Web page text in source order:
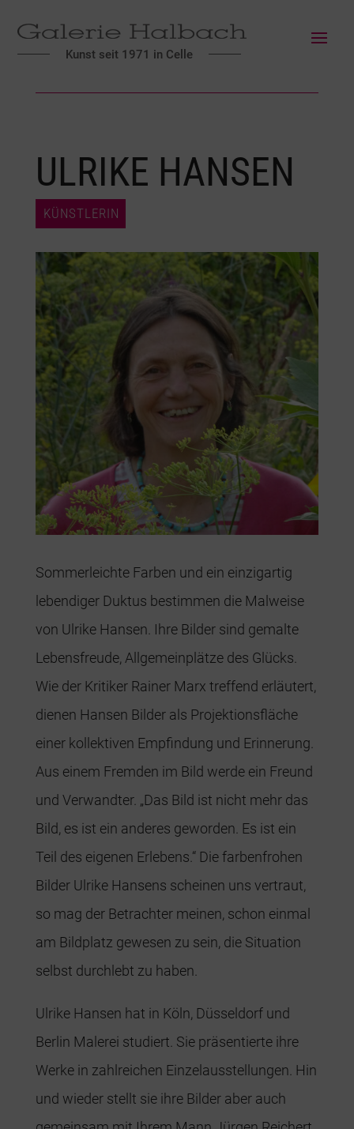
Kunst seit 1971 in Celle
ULRIKE HANSEN
KÜNSTLERIN
Sommerleichte Farben und ein einzigartig
lebendiger Duktus bestimmen die Malweise
von Ulrike Hansen. Ihre Bilder sind gemalte
Lebensfreude, Allgemeinplätze des Glücks.
Wie der Kritiker Rainer Marx treffend erläutert,
dienen Hansen Bilder als Projektionsfläche
einer kollektiven Empfindung und Erinnerung.
Aus einem Fremden im Bild werde ein Freund
und Verwandter. „Das Bild ist nicht mehr das
Bild, es ist ein anderes geworden. Es ist ein
Teil des eigenen Erlebens.“ Die farbenfrohen
Bilder Ulrike Hansens scheinen uns vertraut,
so mag der Betrachter meinen, schon einmal
am Bildplatz gewesen zu sein, die Situation
selbst durchlebt zu haben.
Ulrike Hansen hat in Köln, Düsseldorf und
Berlin Malerei studiert. Sie präsentierte ihre
Werke in zahlreichen Einzelausstellungen. Hin
und wieder stellt sie ihre Bilder aber auch